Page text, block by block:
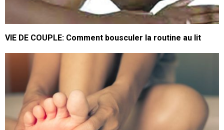
VIE DE COUPLE: Comment bousculer la routine au lit